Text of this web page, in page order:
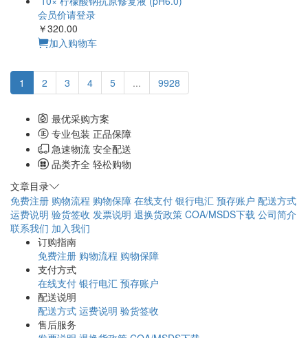
会员价请登录
￥320.00
加入购物车
1 2 3 4 5 ... 9928
最优采购方案
专业包装 正品保障
急速物流 安全配送
品类齐全 轻松购物
文章目录
免费注册 购物流程 购物保障 在线支付 银行电汇 预存账户 配送方式
运费说明 验货签收 发票说明 退换货政策 COA/MSDS下载 公司简介
联系我们 加入我们
订购指南
免费注册 购物流程 购物保障
支付方式
在线支付 银行电汇 预存账户
配送说明
配送方式 运费说明 验货签收
售后服务